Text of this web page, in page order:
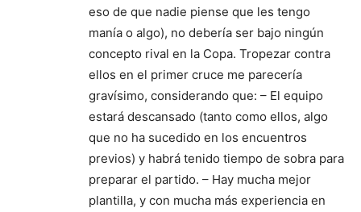
eso de que nadie piense que les tengo
manía o algo), no debería ser bajo ningún
concepto rival en la Copa. Tropezar contra
ellos en el primer cruce me parecería
gravísimo, considerando que: – El equipo
estará descansado (tanto como ellos, algo
que no ha sucedido en los encuentros
previos) y habrá tenido tiempo de sobra para
preparar el partido. – Hay mucha mejor
plantilla, y con mucha más experiencia en